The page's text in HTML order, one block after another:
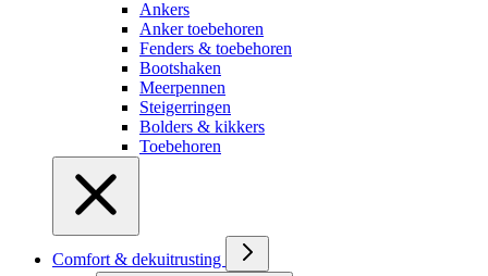
Ankers
Anker toebehoren
Fenders & toebehoren
Bootshaken
Meerpennen
Steigerringen
Bolders & kikkers
Toebehoren
Comfort & dekuitrusting